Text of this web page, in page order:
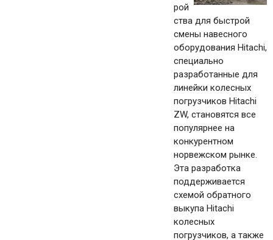
рой
ства для быстрой
смены навесного
оборудования Hitachi,
специально
разработанные для
линейки колесных
погрузчиков Hitachi
ZW, становятся все
популярнее на
конкурентном
норвежском рынке.
Эта разработка
поддерживается
схемой обратного
выкупа Hitachi
колесных
погрузчиков, а также